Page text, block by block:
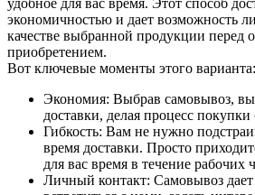
экономичностью и дает возможность
качестве выбранной продукции перед
приобретением.
Вот ключевые моменты этого варианта:
Экономия: Выбрав самовывоз, вы
доставки, делая процесс
Гибкость: Вам не нужно
время доставки. Просто
для вас время в течение рабочих
Личный контакт: Самовывоз